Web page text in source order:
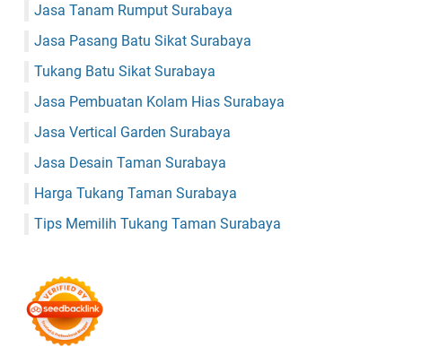
Jasa Tanam Rumput Surabaya
Jasa Pasang Batu Sikat Surabaya
Tukang Batu Sikat Surabaya
Jasa Pembuatan Kolam Hias Surabaya
Jasa Vertical Garden Surabaya
Jasa Desain Taman Surabaya
Harga Tukang Taman Surabaya
Tips Memilih Tukang Taman Surabaya